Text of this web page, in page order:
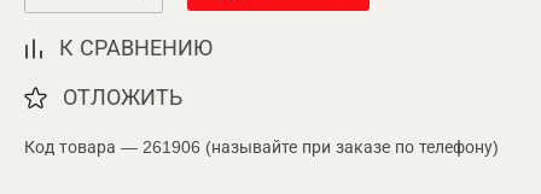
К СРАВНЕНИЮ
ОТЛОЖИТЬ
Код товара — 261906 (называйте при заказе по телефону)